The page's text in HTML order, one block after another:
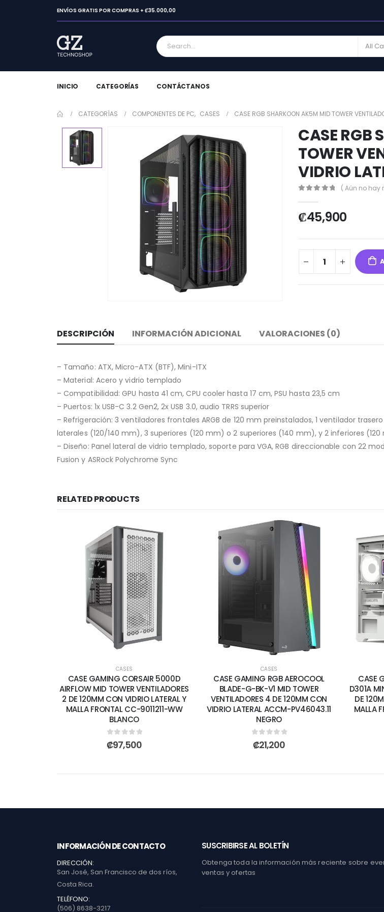
ENVÍOS GRATIS POR COMPRAS + ₡35.000,00
All
INICIO CATEGORÍAS CONTÁCTANOS
CATEGORÍAS COMPONENTES DE PC, CASES CASE RGB SHARKOON AK5M MID TOWER
CASE RGB
TOWER
VIDRIO
( Aún no hay
₡45,900
DESCRIPCIÓN INFORMACIÓN ADICIONAL VALORACIONES (0)
– Tamaño: ATX, Micro-ATX (BTF), Mini-ITX
– Material: Acero y vidrio templado
– Compatibilidad: GPU hasta 41 cm, CPU cooler hasta 17 cm, PSU hasta 23,5 cm
– Puertos: 1x USB-C 3.2 Gen2, 2x USB 3.0, audio TRRS superior
– Refrigeración: 3 ventiladores frontales ARGB de 120 mm preinstalados, 1 ventilador
laterales (120/140 mm), 3 superiores (120 mm) o 2 superiores (140 mm), y 2 inferiores
– Diseño: Panel lateral de vidrio templado, soporte para VGA, RGB direccionable con 22
Fusion y ASRock Polychrome Sync
RELATED PRODUCTS
CASES
CASE GAMING CORSAIR 5000D
AIRFLOW MID TOWER VENTILADORES
2 DE 120MM CON VIDRIO LATERAL Y
MALLA FRONTAL CC-9011211-WW
BLANCO
0out of 5
₡97,500
CASES
CASE GAMING RGB AEROCOOL
BLADE-G-BK-V1 MID TOWER
VENTILADORES 4 DE 120MM CON
VIDRIO LATERAL ACCM-PV46043.11
NEGRO
0out of 5
₡21,200
CASE
D301A
DE
MALLA
INFORMACIÓN DE CONTACTO
DIRECCIÓN:
San José, San Francisco de dos ríos,
Costa Rica.
TELÉFONO:
(506) 8638-3217
SUSCRIBIRSE AL BOLETÍN
Obtenga toda la información más reciente sobre
ventas y ofertas